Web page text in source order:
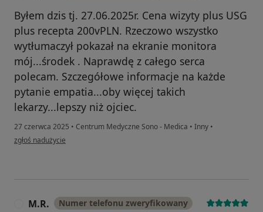
Byłem dzis tj. 27.06.2025r. Cena wizyty plus USG
plus recepta 200vPLN. Rzeczowo wszystko
wytłumaczył pokazał na ekranie monitora
mój...środek . Naprawdę z całego serca
polecam. Szczegółowe informacje na każde
pytanie empatia...oby więcej takich
lekarzy...lepszy niż ojciec.
27 czerwca 2025 • Centrum Medyczne Sono - Medica • Inny •
w opinii użytkownika Egonn
zgłoś nadużycie
M.R. Numer telefonu zweryfikowany